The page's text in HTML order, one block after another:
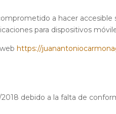
a hacer
para dispositivos
webhttps://
debido a la falta de